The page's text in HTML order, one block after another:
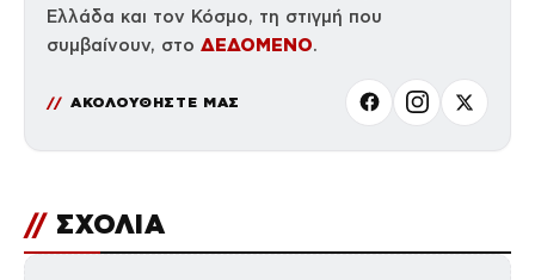
Ελλάδα και τον Κόσμο, τη στιγμή που
συμβαίνουν, στο ΔΕΔΟΜΕΝΟ.
ΑΚΟΛΟΥΘΗΣΤΕ ΜΑΣ
// ΣΧΟΛΙΑ